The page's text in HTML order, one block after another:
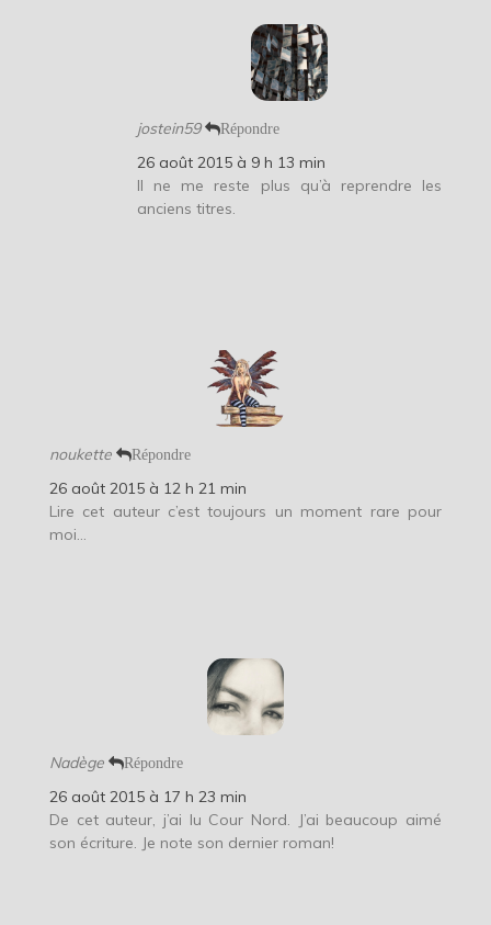
jostein59 Répondre
26 août 2015 à 9 h 13 min
Il ne me reste plus qu’à reprendre les
anciens titres.
noukette Répondre
26 août 2015 à 12 h 21 min
Lire cet auteur c’est toujours un moment rare pour
moi…
Nadège Répondre
26 août 2015 à 17 h 23 min
De cet auteur, j’ai lu Cour Nord. J’ai beaucoup aimé
son écriture. Je note son dernier roman!